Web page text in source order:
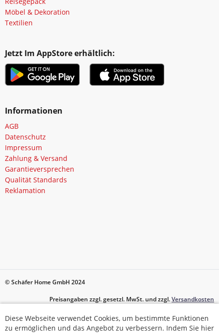
Möbel & Dekoration
Textilien
Jetzt Im AppStore erhältlich:
Informationen
AGB
Datenschutz
Impressum
Zahlung & Versand
Garantieversprechen
Qualität Standards
Reklamation
© Schäfer Home GmbH 2024
Preisangaben zzgl. gesetzl. MwSt. und zzgl.Versandkosten
Diese Webseite verwendet Cookies, um bestimmte Funktionen
zu ermöglichen und das Angebot zu verbessern. Indem Sie hier
Diese Webseite verwendet Cookies, um bestimmte Funktionen
zu ermöglichen und das Angebot zu verbessern. Indem Sie hier